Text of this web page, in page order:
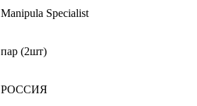
Manipula Specialist
пар (2шт)
РОССИЯ